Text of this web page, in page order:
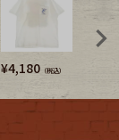
¥4,180 （税込）